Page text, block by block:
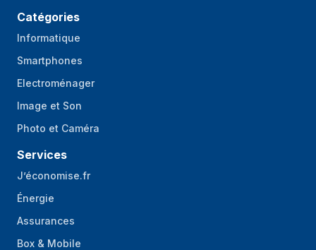
Catégories
Informatique
Smartphones
Electroménager
Image et Son
Photo et Caméra
Services
J’économise.fr
Énergie
Assurances
Box & Mobile